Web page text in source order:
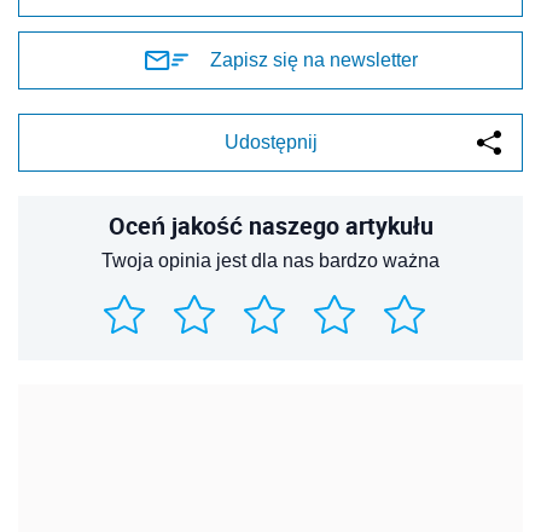
Zapisz się na newsletter
Udostępnij
Oceń jakość naszego artykułu
Twoja opinia jest dla nas bardzo ważna